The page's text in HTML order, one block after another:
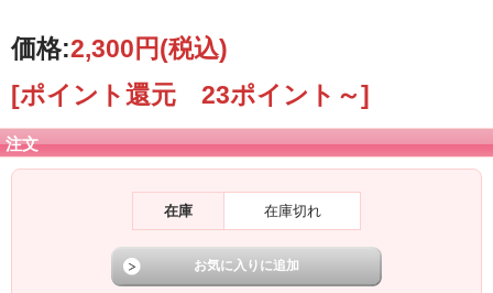
価格:2,300円(税込)
[ポイント還元 23ポイント～]
注文
在庫 在庫切れ